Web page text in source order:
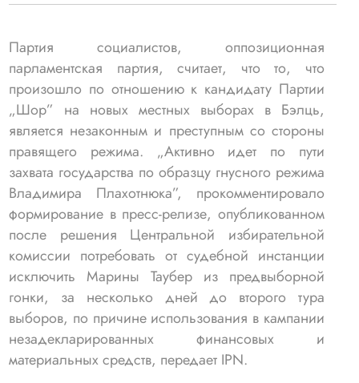
Партия социалистов, оппозиционная
парламентская партия, считает, что то, что
произошло по отношению к кандидату Партии
„Шор” на новых местных выборах в Бэлць,
является незаконным и преступным со стороны
правящего режима. „Активно идет по пути
захвата государства по образцу гнусного режима
Владимира Плахотнюка”, прокомментировало
формирование в пресс-релизе, опубликованном
после решения Центральной избирательной
комиссии потребовать от судебной инстанции
исключить Марины Таубер из предвыборной
гонки, за несколько дней до второго тура
выборов, по причине использования в кампании
незадекларированных финансовых и
материальных средств, передает IPN.